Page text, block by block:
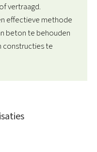
vertraagd.
effectieve methode
beton te behouden
constructies te